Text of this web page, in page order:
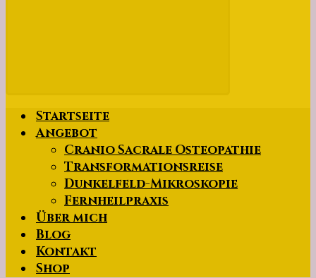
Startseite
Angebot
Cranio Sacrale Osteopathie
Transformationsreise
Dunkelfeld-Mikroskopie
Fernheilpraxis
Über mich
Blog
Kontakt
Shop